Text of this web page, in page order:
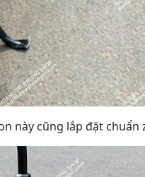
này cũng lắp đặt chuẩn